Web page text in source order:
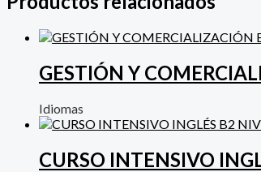
GESTIÓN Y
Idiomas
CURSO INTENSIVO